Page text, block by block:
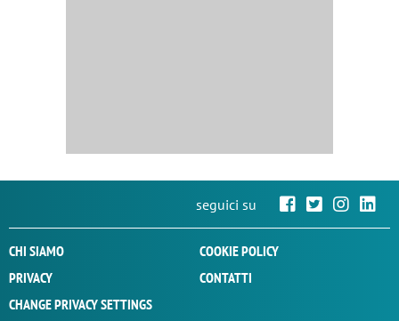
seguici su
CHI SIAMO
COOKIE POLICY
PRIVACY
CONTATTI
CHANGE PRIVACY SETTINGS